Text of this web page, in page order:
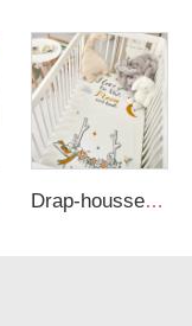
Drap-housse neutre en rayonne élasthanne ultra doux et élastique